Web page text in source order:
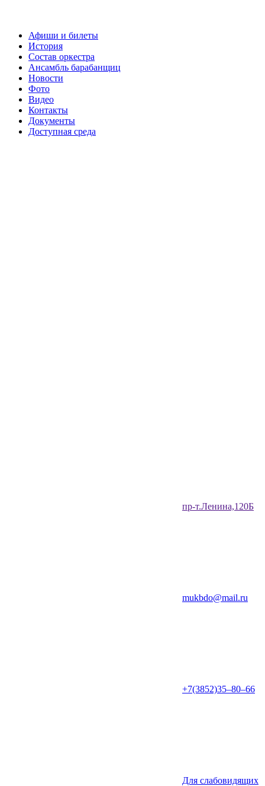
Афиши и билеты
История
Состав оркестра
Ансамбль барабанщиц
Новости
Фото
Видео
Контакты
Документы
Доступная среда
​пр-т.Ленина,120Б​
mukbdo@mail.ru
+7(3852)35‒80‒66
Для слабовидящих